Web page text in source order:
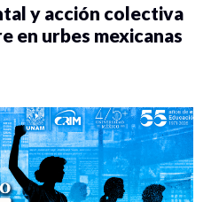
y acción colectiva
en urbes mexicanas